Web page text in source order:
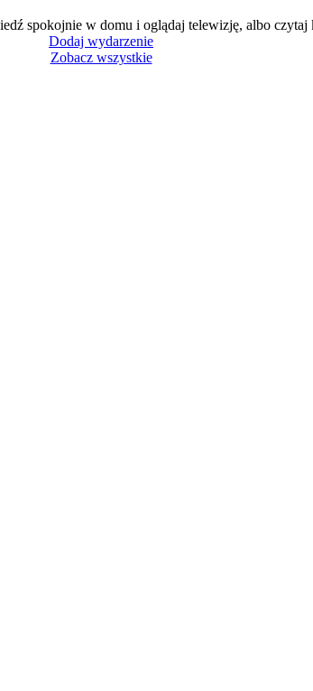
spokojnie w domu i oglądaj telewizję, albo czytaj
Dodaj wydarzenie
Zobacz wszystkie